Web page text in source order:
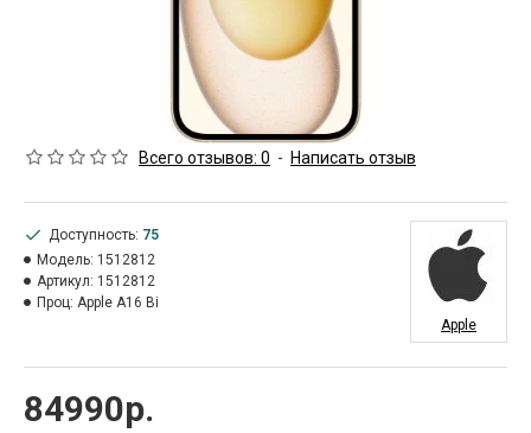
Всего отзывов: 0 - Написать отзыв
84990р.
Доступность: 75
Модель: 1512812
Артикул: 1512812
Проц: Apple A16 Bi
Apple